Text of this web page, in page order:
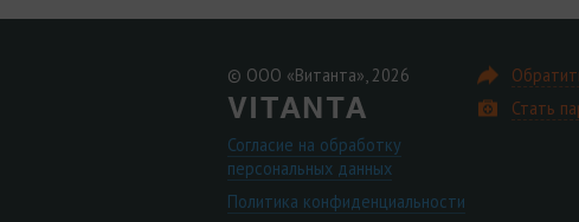
© ООО «Витанта», 2026
Согласие на обработку
персональных данных
Политика конфиденциальности
Стать